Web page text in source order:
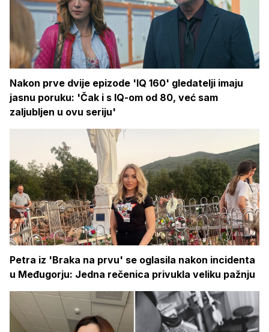
Nakon prve dvije epizode 'IQ 160' gledatelji imaju
jasnu poruku: 'Čak i s IQ-om od 80, već sam
zaljubljen u ovu seriju'
Petra iz 'Braka na prvu' se oglasila nakon incidenta
u Međugorju: Jedna rečenica privukla veliku pažnju